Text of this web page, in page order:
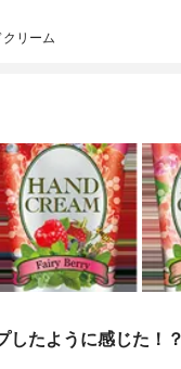
リーム
したように感じた！